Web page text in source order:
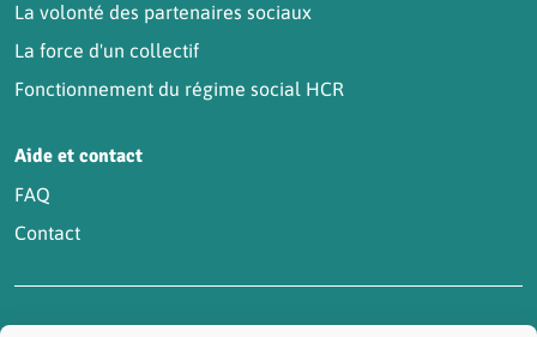
La volonté des partenaires sociaux
La force d'un collectif
Fonctionnement du régime social HCR
Aide et contact
FAQ
Contact
Accessibilité : partiellement conformeActualités